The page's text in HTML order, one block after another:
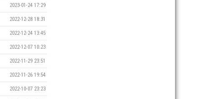
2023-01-24 17:29
2022-12-28 18:31
2022-12-24 13:45
2022-12-07 10:23
2022-11-29 23:51
2022-11-26 19:54
2022-10-07 23:23